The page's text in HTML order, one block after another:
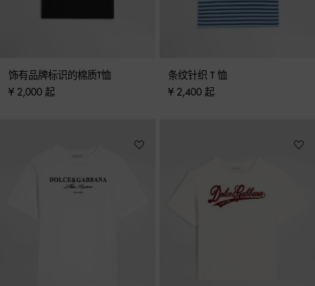
饰有品牌标识的棉质T恤
¥ 2,000 起
条纹针织 T 恤
¥ 2,400 起